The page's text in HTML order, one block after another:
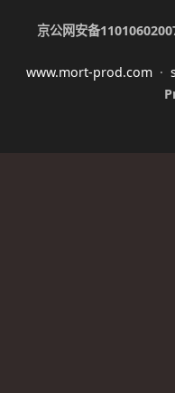
京公网安备
www.mort-prod.com ·